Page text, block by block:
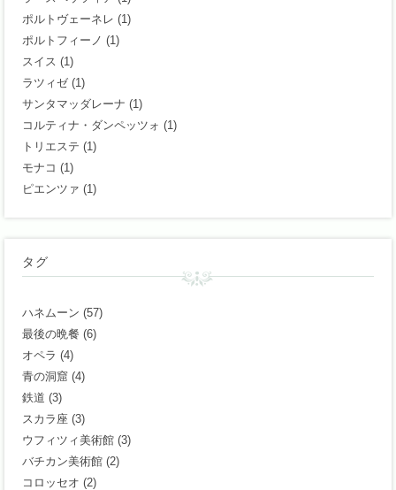
ポルトヴェーネレ (1)
ポルトフィーノ (1)
スイス (1)
ラツィゼ (1)
サンタマッダレーナ (1)
コルティナ・ダンペッツォ (1)
トリエステ (1)
モナコ (1)
ピエンツァ (1)
タグ
ハネムーン (57)
最後の晩餐 (6)
オペラ (4)
青の洞窟 (4)
鉄道 (3)
スカラ座 (3)
ウフィツィ美術館 (3)
バチカン美術館 (2)
コロッセオ (2)